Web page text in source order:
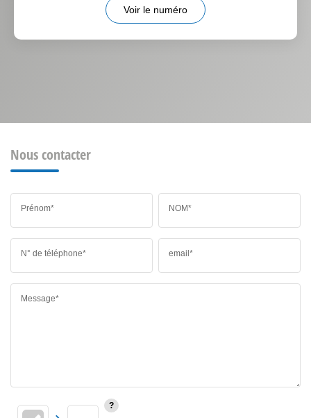
Voir le numéro
Nous contacter
Prénom* NOM*
N° de téléphone* email*
Message*